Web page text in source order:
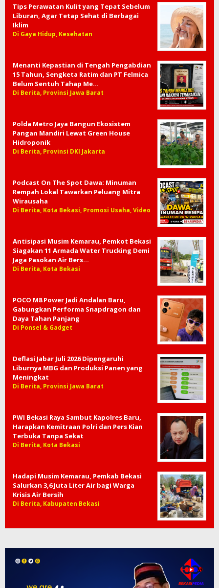
Tips Perawatan Kulit yang Tepat Sebelum
Liburan, Agar Tetap Sehat di Berbagai
Iklim
Di Gaya Hidup, Kesehatan
Menanti Kepastian di Tengah Pengabdian
15 Tahun, Sengketa Ratim dan PT Felmica
Belum Sentuh Tahap Me…
Di Berita, Provinsi Jawa Barat
Polda Metro Jaya Bangun Ekosistem
Pangan Mandiri Lewat Green House
Hidroponik
Di Berita, Provinsi DKI Jakarta
Podcast On The Spot Dawa: Minuman
Rempah Lokal Tawarkan Peluang Mitra
Wirausaha
Di Berita, Kota Bekasi, Promosi Usaha, Video
Antisipasi Musim Kemarau, Pemkot Bekasi
Siagakan 11 Armada Water Trucking Demi
Jaga Pasokan Air Bers…
Di Berita, Kota Bekasi
POCO M8 Power Jadi Andalan Baru,
Gabungkan Performa Snapdragon dan
Daya Tahan Panjang
Di Ponsel & Gadget
Deflasi Jabar Juli 2026 Dipengaruhi
Liburnya MBG dan Produksi Panen yang
Meningkat
Di Berita, Provinsi Jawa Barat
PWI Bekasi Raya Sambut Kapolres Baru,
Harapkan Kemitraan Polri dan Pers Kian
Terbuka Tanpa Sekat
Di Berita, Kota Bekasi
Hadapi Musim Kemarau, Pemkab Bekasi
Salurkan 3,6 Juta Liter Air bagi Warga
Krisis Air Bersih
Di Berita, Kabupaten Bekasi